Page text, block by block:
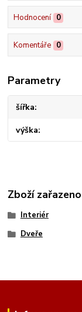
Hodnocení 0
Komentáře 0
Parametry
šířka
výška
Zboží
Interiér
Dveře